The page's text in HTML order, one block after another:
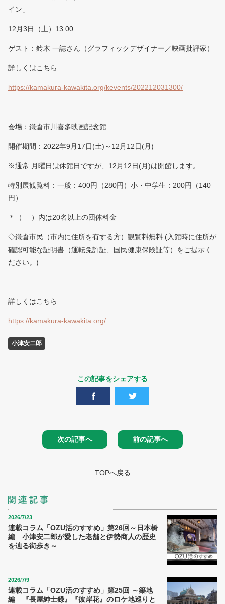
イン」
12月3日（土）13:00
ゲスト：鈴木 一誌さん（グラフィックデザイナー／映画批評家）
詳しくはこちら
https://kamakura-kawakita.org/kevents/202212031300/
会場：鎌倉市川喜多映画記念館
開催期間：2022年9月17日(土)～12月12日(月)
※通常 月曜日は休館日ですが、12月12日(月)は開館します。
特別展観覧料：一般：400円（280円）小・中学生：200円（140
円）
＊（ ）内は20名以上の団体料金
◇鎌倉市民（市内に住所を有する方）観覧料無料 (入館時に住所が
確認可能な証明書（運転免許証、国民健康保険証等）をご提示く
ださい。)
詳しくはこちら
https://kamakura-kawakita.org/
小津安二郎
この記事をシェアする
次の記事へ 前の記事へ
TOPへ戻る
2026/7/23
連載コラム「OZU活のすすめ」第26回～日本橋
編 小津安二郎が愛した老舗と伊勢商人の歴史
を辿る街歩き～
2026/7/9
連載コラム「OZU活のすすめ」第25回 ～築地
編 『長屋紳士録』『彼岸花』のロケ地巡りと